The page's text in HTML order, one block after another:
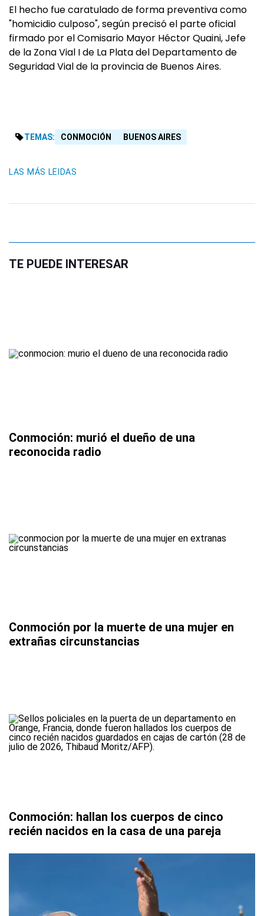
El hecho fue caratulado de forma preventiva como
"homicidio culposo", según precisó el parte oficial
firmado por el Comisario Mayor Héctor Quaini, Jefe
de la Zona Vial I de La Plata del Departamento de
Seguridad Vial de la provincia de Buenos Aires.
TEMAS: CONMOCIÓN BUENOS AIRES
LAS MÁS LEIDAS
TE PUEDE INTERESAR
Conmoción: murió el dueño de una
reconocida radio
Conmoción por la muerte de una mujer en
extrañas circunstancias
Conmoción: hallan los cuerpos de cinco
recién nacidos en la casa de una pareja